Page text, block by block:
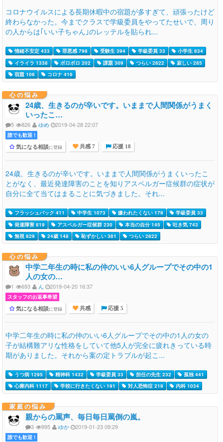
コロナウイルスによる長期休暇中の宿題が多すぎて、頑張ったけど
終わらなかった。今までクラスで学級委員をやってたせいで、周り
の人からは｢いい子ちゃん｣のレッテルを貼られ...
情緒不安定 433 罪悪感 798 受験生 394 学級委員 33
小学生 834
イライラ 1338
ボロボロ 202 課題 309 つらい 2822
寂しい 285
宿題 106
コロナ 416
心の悩み
24歳、生きるのが辛いです。いままで人間関係がうまく
いったこ…
5 826 ゆめ 2019-04-28 22:07
誰でも歓迎 !
気になる相談に登録 共感 7 応援 18
24歳、生きるのが辛いです。いままで人間関係がうまくいったこ
とがなく、最近発達障害のことを知りアスペルガー症候群の症状が
自分に全て当てはまることに気づきました。それ...
フラッシュバック 411 中学生 1073 嫌われたくない 179
学級委員 33
発達障害 819
アスペルガー症候群 230 本当の自分 145
吐き気 743
無視 829
24歳 148 恥ずかしい 381 つらい 2822
心の悩み
中学二年生の時に私の仲のいい6人グループでその中の1
人の女の…
1 693 ん 2019-04-20 16:37
スタッフのお返事希望
気になる相談に登録 共感 応援 5
中学二年生の時に私の仲のいい6人グループでその中の1人の女の
子が結構難アリな性格をしていて他5人が完全に疲れきっている時
期がありました。それから案の定トラブルが起こ...
うつ病 1295 精神科 1432 学級委員 33 担任の先生 232
孤独 441
心療内科 1117
学校に行きたくない 191 対人恐怖症 219 内科 1034
家庭の悩み
親からの罵声、毎日毎日罵倒の嵐。
3 995 ゆか 2019-01-23 09:29
誰でも歓迎 !